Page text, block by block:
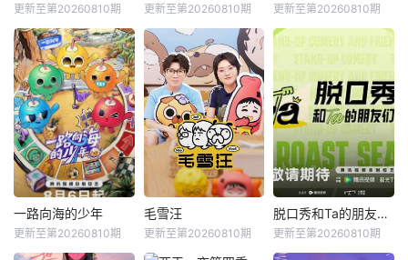
更新至第20260810期 更新至第20260810期 更新至第20260810期
一路向海的少年
更新至第20260810期
毛雪汪
更新至第20260810期
脱口秀和Ta的朋友们第三季
更新至第20260810期